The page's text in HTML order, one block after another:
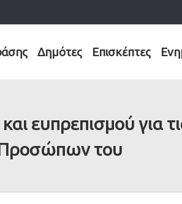
Δημότες Επισκέπτες
ευπρεπισμού για
του